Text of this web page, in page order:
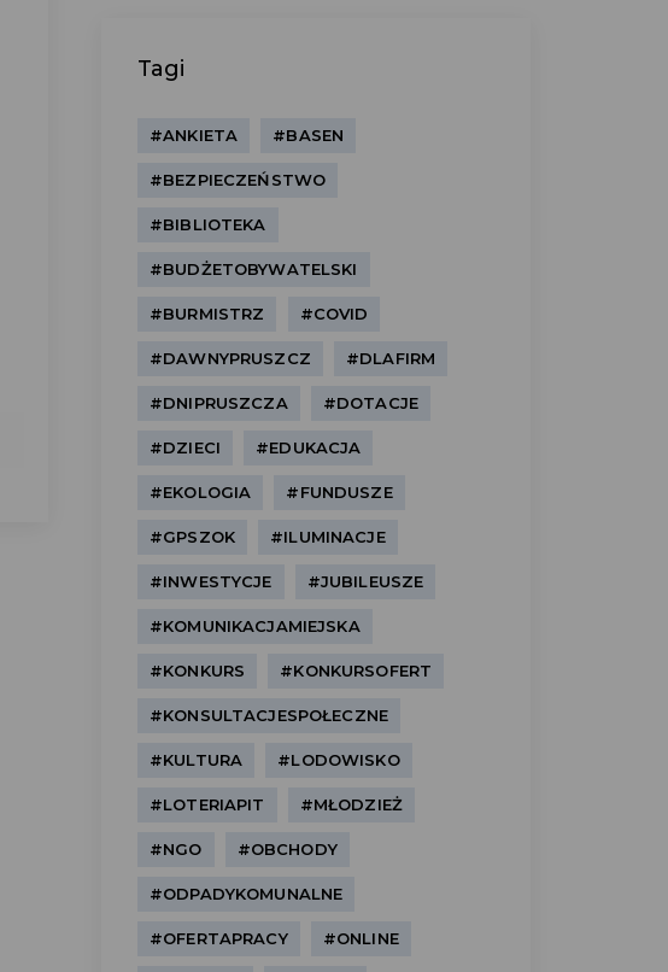
Tagi
#ANKIETA #BASEN
#BEZPIECZEŃSTWO
#BIBLIOTEKA
#BUDŻETOBYWATELSKI
#BURMISTRZ #COVID
#DAWNYPRUSZCZ #DLAFIRM
#DNIPRUSZCZA #DOTACJE
#DZIECI #EDUKACJA
#EKOLOGIA #FUNDUSZE
#GPSZOK #ILUMINACJE
#INWESTYCJE #JUBILEUSZE
#KOMUNIKACJAMIEJSKA
#KONKURS #KONKURSOFERT
#KONSULTACJESPOŁECZNE
#KULTURA #LODOWISKO
#LOTERIAPIT #MŁODZIEŻ
#NGO #OBCHODY
#ODPADYKOMUNALNE
#OFERTAPRACY #ONLINE